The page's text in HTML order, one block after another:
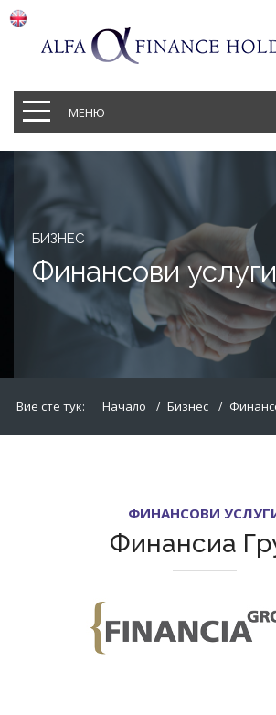
МЕНЮ
БИЗНЕС
Финансови услуги
Вие сте тук: Начало Бизнес
ФИНАНСОВИ
Финансиа